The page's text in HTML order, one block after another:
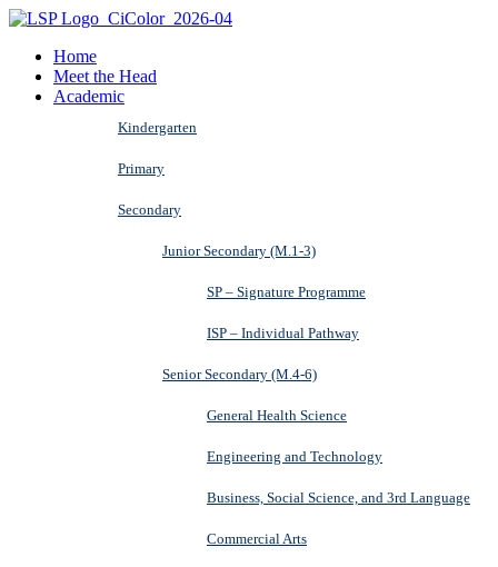
Home
Meet the Head
Academic
Kindergarten
Primary
Secondary
Junior Secondary (M.1-3)
SP – Signature Programme
ISP – Individual Pathway
Senior Secondary (M.4-6)
General Health Science
Engineering and Technology
Business, Social Science, and 3rd Language
Commercial Arts